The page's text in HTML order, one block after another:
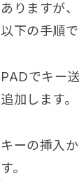
ありますが
以下の手順
PADでキー
追加します。
キーの挿入
す。